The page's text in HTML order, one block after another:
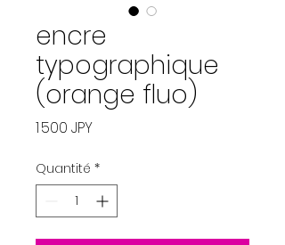
encre
typographique
(orange fluo)
1 500 JPYPrix
Quantité *